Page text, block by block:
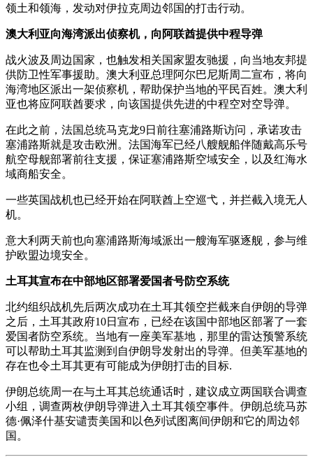
领土和领海，发动对伊拉克周边邻国的打击行动。
澳大利亚向海湾派出侦察机，向阿联酋提供中程导弹
战火波及周边国家，也触发相关国家盟友驰援，向当地友邦提
供防卫性军事援助。澳大利亚总理阿尔巴尼斯周二宣布，将向
海湾地区派出一架侦察机，帮助保护当地的平民百姓。澳大利
亚也将应阿联酋要求，向该国提供先进的中程空对空导弹。
在此之前，法国总统马克龙9日前往塞浦路斯访问，承诺攻击
塞浦路斯就是攻击欧洲。法国海军已经八艘舰船伴随戴高乐号
航空母舰部署前往支援，保证塞浦路斯空域安全，以及红海水
域商船安全。
一些英国战机也已经开始在阿联酋上空巡弋，并拦截入境无人
机。
意大利两天前也向塞浦路斯海域派出一艘海军驱逐舰，参与维
护欧盟边境安全。
土耳其宣布在中部地区部署爱国者号防空系统
北约组织战机先后两次成功在土耳其领空拦截来自伊朗的导弹
之后，土耳其政府10日宣布，已经在该国中部地区部署了一套
爱国者防空系统。当地有一座美军基地，那里的雷达预警系统
可以帮助土耳其监测到自伊朗导发射出的导弹。但美军基地的
存在也令土耳其更有可能成为伊朗打击的目标.
伊朗总统周一在与土耳其总统通话时，建议成立两国联合调查
小组，调查两枚伊朗导弹进入土耳其领空事件。伊朗总统马苏
德·佩泽什基安谴责美国和以色列试图离间伊朗和它的周边邻
国。